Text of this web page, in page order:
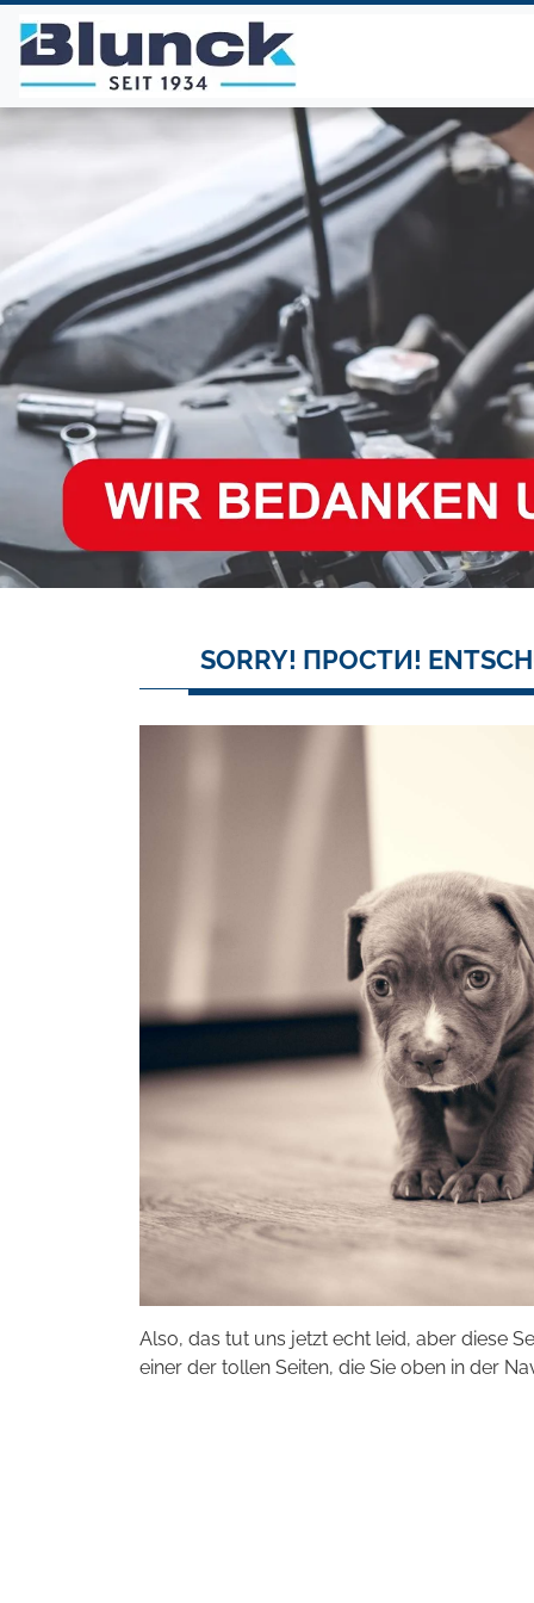
SORRY! ПРОСТИ!
Also, das tut uns jetzt echt leid, aber diese
einer der tollen Seiten, die Sie oben in der